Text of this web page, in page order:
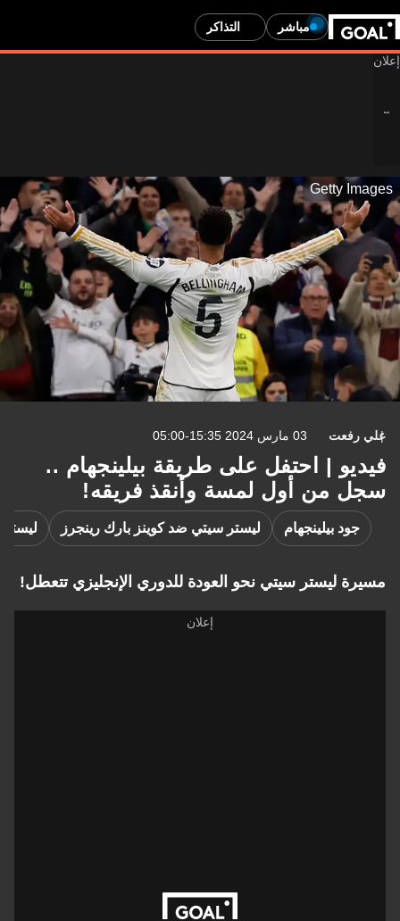
مباشر التذاكر
Getty Images
علي رفعت 03 مارس 2024 15:35-05:00
فيديو | احتفل على طريقة بيلينجهام ..
سجل من أول لمسة وأنقذ فريقه!
جود بيلينجهام ليستر سيتي ضد كوينز بارك رينجرز
مسيرة ليستر سيتي نحو العودة للدوري الإنجليزي تتعطل!